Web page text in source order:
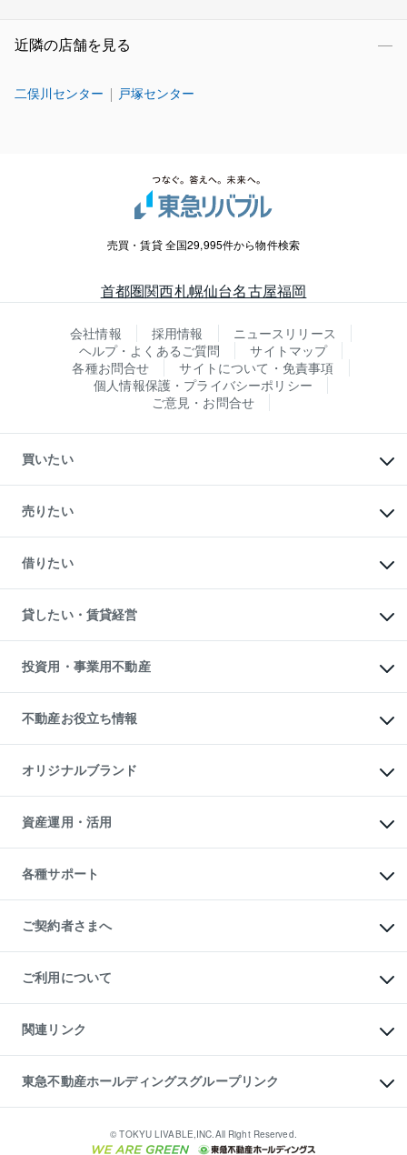
近隣の店舗を見る
二俣川センター 戸塚センター
売買・賃貸 全国29,995件から物件検索
首都圏関西札幌仙台名古屋福岡
会社情報 採用情報
ニュースリリース
ヘルプ・よくあるご質問
サイトマップ
各種お問合せ
サイトについて・免責事項
個人情報保護・プライバシーポリシー
ご意見・お問合せ
買いたい
新築・分譲マンションの購入
中古マンションの購入
一戸建ての購入
中古一戸建ての購入
不動産購入の流れ
注目キーワード物件特集
購入ガイド
English 繁体中文簡体中文
売りたい
一戸建ての売却・査定
土地の売却・査定
スピードAI査定
不動産査定について
不動産売却の流れ
不動産買換えの流れ
売却ガイド
借りたい
オフィス・店舗の賃貸
借りるときの流れ
借りるガイド
貸したい・賃貸経営
マンション賃料データ
賃貸管理プラン
リロケーションについて
貸すガイド
投資用・事業用不動産
事業用不動産
マンション投資
投資用マンション
アパート経営
収益物件
ビル購入（ビル一棟）
投資用不動産の売却査定
事業用不動産の売却査定
不動産お役立ち情報
マンションライブラリー
人気マンションランキング
暮らしに役立つ不動産メディア
不動産相場・不動産価格情報
不動産コラム・ニュース
不動産用語集
不動産なんでもネット相談室
住まいの税金
オリジナルブランド
一棟リノベーションマンション
L`GENTE（ルジェンテ）
区分リノベーションマンション
投資用一棟レジデンスWELL
不動産小口投資
LEGACIA（レガシア）
資産運用・活用
不動産M&A
アセットマネジメント・出資
各種サポート
相続サポート
リフォームサポート
ご契約者さまへ
ご紹介・再契約特典
入居者様専用-各種ご案内（賃貸）
東急こすもす会「こすもすWeb」
ご利用について
金融商品取引について
東急リバブル ソーシャルメディアポリシー
ご意見・お問い合わせ（金融商品取引専用の相談・お問い合わせ窓口）
ダイレクトメール（郵送物）・Eメールなどの送付停止について
関連リンク
これからご結婚される方に東急百貨店のブライダルクラブ
人材サービスのご用命は 東急リバブルスタッフ株式会社まで
東北の逸品を贈ります 東北すぐれものセレクション
東急不動産ホールディングスグループリンク
東急コミュニティー© TOKYU LIVABLE,INC.All Right Reserved.